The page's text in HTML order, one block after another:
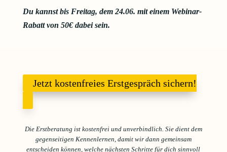
Du kannst bis Freitag, dem 24.06. mit einem Webinar-
Rabatt von 50€ dabei sein.
Jetzt kostenfreies Erstgespräch sichern!
Die Erstberatung ist kostenfrei und unverbindlich. Sie dient dem
gegenseitigen Kennenlernen, damit wir dann gemeinsam
entscheiden können, welche nächsten Schritte für dich sinnvoll